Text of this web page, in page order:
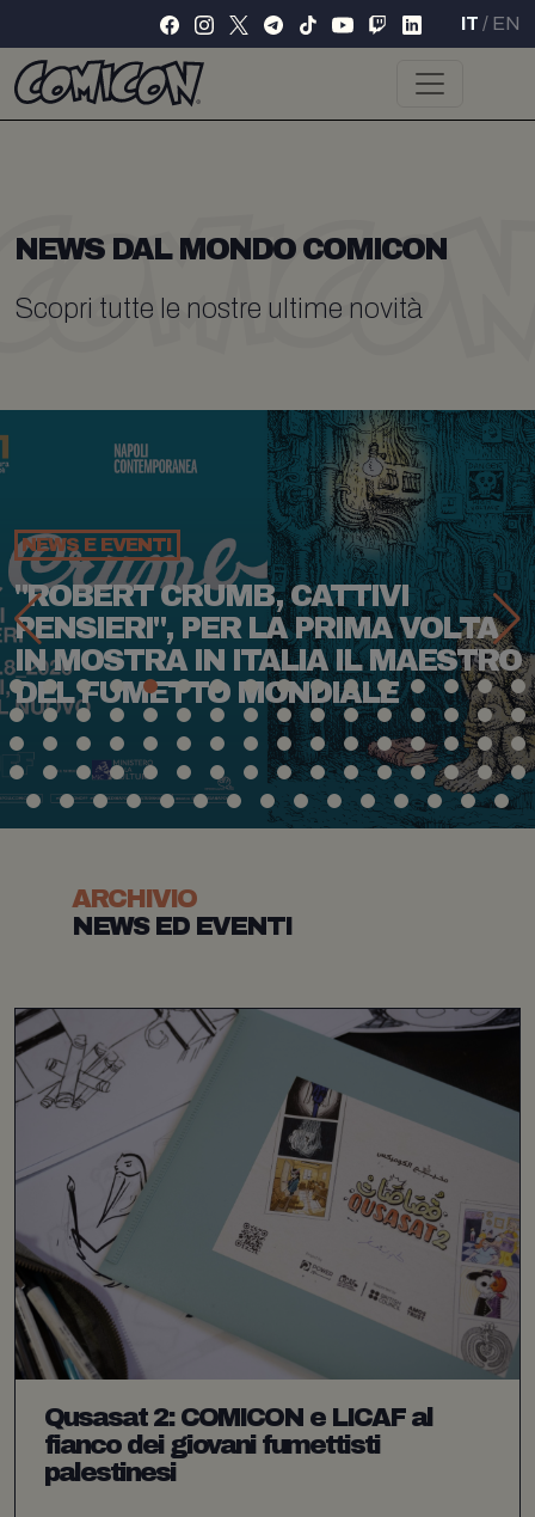
IT / EN
NEWS DAL MONDO COMICON
Scopri tutte le nostre ultime novità
CATTIVI
LA PRIMA VOLTA
ITALIA IL MAESTRO
MONDIALE
NEWS E EVENTI
COMICON
CITTÀ
ARCHIVIO
NEWS ED EVENTI
Qusasat 2: COMICON e LICAF al
fianco dei giovani fumettisti
palestinesi